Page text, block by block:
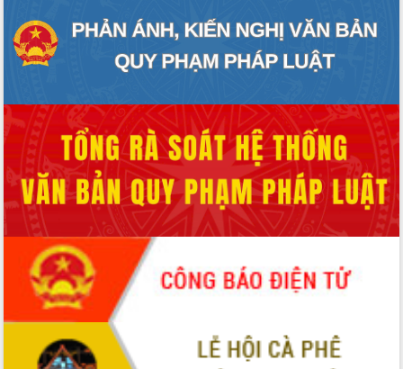
Hồ Thị Nguyên Thảo làm việc tại Trung
tâm Phục vụ hành chính công xã Ea
Phê
Giai đoạn 2026-2030, Đắk Lắk phấn
đấu có 77% xã đạt chuẩn nông thôn
mới
Chuyển đổi số 'mở đường' cho nông
nghiệp Đắk Lắk tăng trưởng bứt phá
Triển khai đồng bộ đo đạc, lập hồ sơ
địa chính, hoàn thiện cơ sở dữ liệu đất
Ứng dụng sinh trắc học - Bước tiến
trong hành trình chuyển đổi số tại Đắk
Đắk Lắk nâng cao hiệu quả công tác
Đảng từ Sổ tay đảng viên điện tử